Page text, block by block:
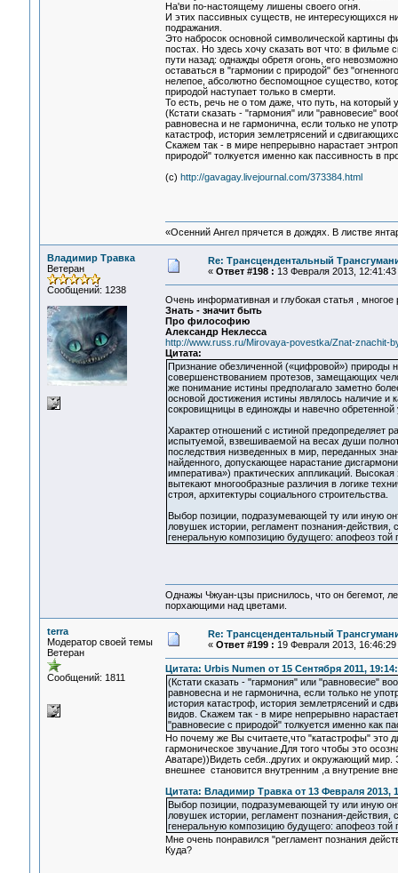
На'ви по-настоящему лишены своего огня.
И этих пассивных существ, не интересующихся
подражания.
Это набросок основной символической картины
постах. Но здесь хочу сказать вот что: в
пути назад: однажды обретя огонь, его
оставаться в "гармонии с природой" без
нелепое, абсолютно беспомощное существо,
природой наступает только в смерти.
То есть, речь не о том даже, что путь, на
(Кстати сказать - "гармония" или "равновесие"
равновесна и не гармонична, если только не
катастроф, история землетрясений и
Скажем так - в мире непрерывно нарастает
природой" толкуется именно как пассивность в
(с) http://gavagay.livejournal.com/373384.html
«Осенний Ангел прячется в дождях. В листве
Владимир Травка
Ветеран
Сообщений: 1238
Re: Трансцендентальный
« Ответ #198 : 13 Февраля 2013, 12:41:43
Очень информативная и глубокая статья ,
Знать - значит быть
Про философию
Александр Неклесса
http://www.russ.ru/Mirovaya-povestka/Znat-znachit-
Цитата:
Признание обезличенной («цифровой») природы
совершенствованием протезов, замещающих
же понимание истины предполагало заметно
основой достижения истины являлось наличие и
сокровищницы в единожды и навечно обретенной
Характер отношений с истиной предопределяет
испытуемой, взвешиваемой на весах души
последствия низведенных в мир, переданных
найденного, допускающее нарастание
императива») практических аппликаций.
вытекают многообразные различия в логике
строя, архитектуры социального строительства.
Выбор позиции, подразумевающей ту или иную
ловушек истории, регламент познания-действия,
генеральную композицию будущего: апофеоз той
Однажы Чжуан-цзы приснилось, что он бегемот,
порхающими над цветами.
terra
Модератор своей темы
Ветеран
Сообщений: 1811
Re: Трансцендентальный
« Ответ #199 : 19 Февраля 2013, 16:46:29
Цитата: Urbis Numen от 15 Сентября 2011,
(Кстати сказать - "гармония" или "равновесие"
равновесна и не гармонична, если только не
история катастроф, история землетрясений и
видов. Скажем так - в мире непрерывно
"равновесие с природой" толкуется именно как
Но почему же Вы считаете,что "катастрофы" это
гармоническое звучание.Для того чтобы это
Аватаре))Видеть себя..других и окружающий
внешнее становится внутренним ,а внутрение
Цитата: Владимир Травка от 13 Февраля 2013,
Выбор позиции, подразумевающей ту или иную
ловушек истории, регламент познания-действия,
генеральную композицию будущего: апофеоз той
Мне очень понравился "регламент познания
Куда?